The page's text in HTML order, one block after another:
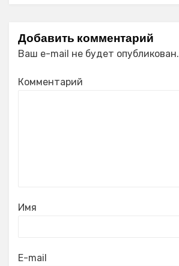
Добавить комментарий
Ваш e-mail не будет опубликован.
Комментарий
Имя
E-mail